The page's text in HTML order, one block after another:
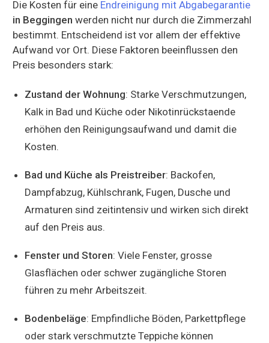
Die Kosten für eine Endreinigung mit Abgabegarantie
in Beggingen werden nicht nur durch die Zimmerzahl
bestimmt. Entscheidend ist vor allem der effektive
Aufwand vor Ort. Diese Faktoren beeinflussen den
Preis besonders stark:
Zustand der Wohnung: Starke Verschmutzungen,
Kalk in Bad und Küche oder Nikotinrückstaende
erhöhen den Reinigungsaufwand und damit die
Kosten.
Bad und Küche als Preistreiber: Backofen,
Dampfabzug, Kühlschrank, Fugen, Dusche und
Armaturen sind zeitintensiv und wirken sich direkt
auf den Preis aus.
Fenster und Storen: Viele Fenster, grosse
Glasflächen oder schwer zugängliche Storen
führen zu mehr Arbeitszeit.
Bodenbeläge: Empfindliche Böden, Parkettpflege
oder stark verschmutzte Teppiche können